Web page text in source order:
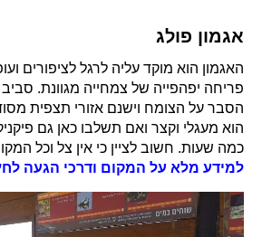
אגמון פולג
האגמון הוא מוקד עליה לרגל לציפורים
פריחה יפהפייה של צמחייה מגוונת.
הסבר על הצומח וישנם אזורי תצפית
הוא מעגלי וקצר ואם תשלבו כאן גם
כמה שעות. חשוב לציין כי אין צל וכל
למידע מלא על המקום ודרכי הגעה